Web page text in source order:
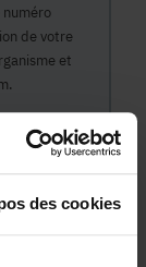
des cookies
numéro
de votre
et